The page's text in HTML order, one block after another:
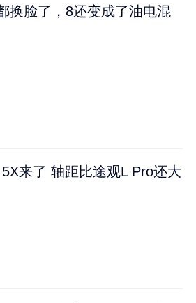
换脸了，8还变成了油电混
5X来了 轴距比途观L Pro还大